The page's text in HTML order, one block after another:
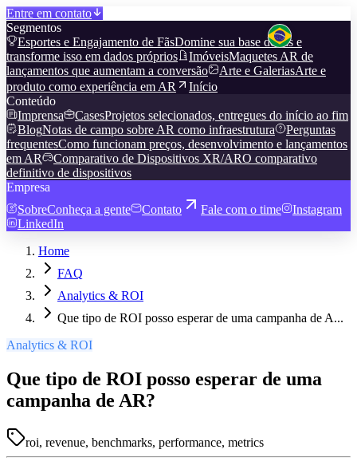
Entre em contato
Segmentos
Esportes e Engajamento de FãsDomine sua base de fãs e
transforme isso em dados próprios
ImóveisMaquetes AR de
lançamentos que aumentam a conversão
Arte e GaleriasArte e
produto como experiência em AR
Início
Conteúdo
Imprensa
CasesProjetos selecionados, entregues do início ao fim
BlogNotas de campo sobre AR como infraestrutura
Perguntas
frequentesComo funcionam preços, desenvolvimento e lançamentos
em AR
Comparativo de Dispositivos XR/ARO comparativo
definitivo de dispositivos
Empresa
SobreConheça a gente Contato Fale com o time
Instagram
LinkedIn
Home
FAQ
Analytics & ROI
Que tipo de ROI posso esperar de uma campanha de A...
Analytics & ROI
Que tipo de ROI posso esperar de uma
campanha de AR?
roi, revenue, benchmarks, performance, metrics